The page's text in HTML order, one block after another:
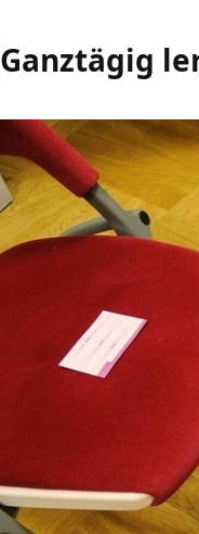
Ganztägig